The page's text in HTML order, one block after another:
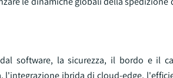
software, la sicurezza, il bordo e il
ibrida di cloud-edge,